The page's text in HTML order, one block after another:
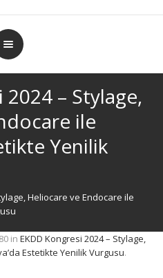
2024 – Stylage,
ile
Yenilik
Heliocare ve Endocare ile
in EKDD Kongresi 2024 – Stylage,
Estetikte Yenilik Vurgusu.